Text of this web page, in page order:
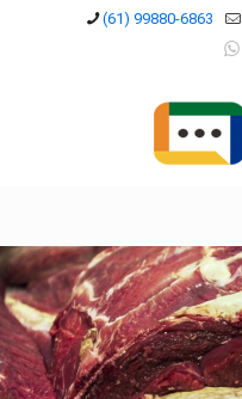
(61) 99880-6863